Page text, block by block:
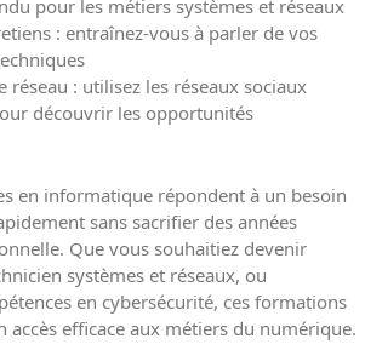
pour les métiers systèmes et réseaux
: entraînez-vous à parler de vos
réseau : utilisez les réseaux sociaux
découvrir les opportunités
en informatique répondent à un besoin
sans sacrifier des années
Que vous souhaitiez devenir
systèmes et réseaux, ou
en cybersécurité, ces formations
efficace aux métiers du numérique.